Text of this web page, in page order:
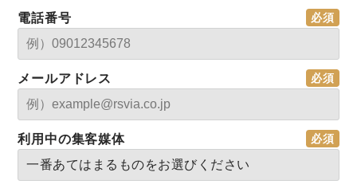
電話番号
メールアドレス
利用中の集客媒体